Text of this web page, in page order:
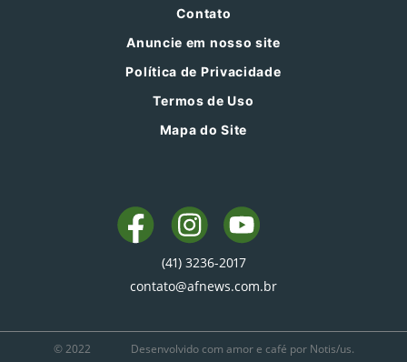
Contato
Anuncie em nosso site
Política de Privacidade
Termos de Uso
Mapa do Site
(41) 3236-2017
contato@afnews.com.br
© 2022 Desenvolvido com amor e café por Notis/us.